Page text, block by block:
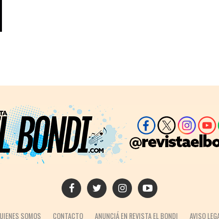
SOMOS CONTACTO ANUNCIÁ EN REVISTA EL BONDI AVISO